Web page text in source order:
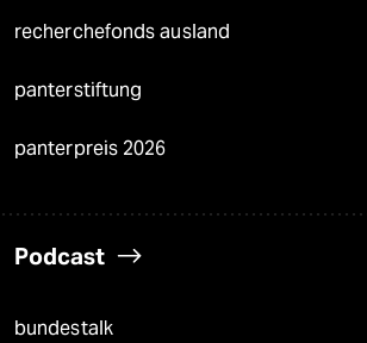
recherchefonds ausland
panterstiftung
panterpreis 2026
Podcast
bundestalk